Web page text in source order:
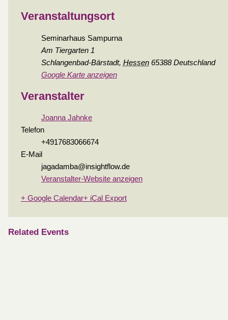
Veranstaltungsort
Seminarhaus Sampurna
Am Tiergarten 1
Schlangenbad-Bärstadt, Hessen 65388 Deutschland
Google Karte anzeigen
Veranstalter
Joanna Jahnke
Telefon
+4917683066674
E-Mail
jagadamba@insightflow.de
Veranstalter-Website anzeigen
+ Google Calendar+ iCal Export
Related Events